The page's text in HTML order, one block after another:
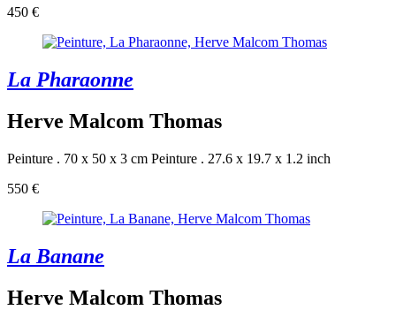
450 €
La Pharaonne
Herve Malcom Thomas
Peinture . 70 x 50 x 3 cm Peinture . 27.6 x 19.7 x 1.2 inch
550 €
La Banane
Herve Malcom Thomas